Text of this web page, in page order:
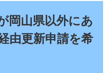
岡山県以外にあ
由更新申請を希